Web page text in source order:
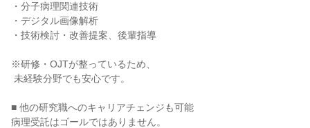
・分子病理関連技術
・デジタル画像解析
・技術検討・改善提案、後輩指導
※研修・OJTが整っているため、
■ 他の研究職へのキャリアチェンジも可能
病理受託はゴールではありません。